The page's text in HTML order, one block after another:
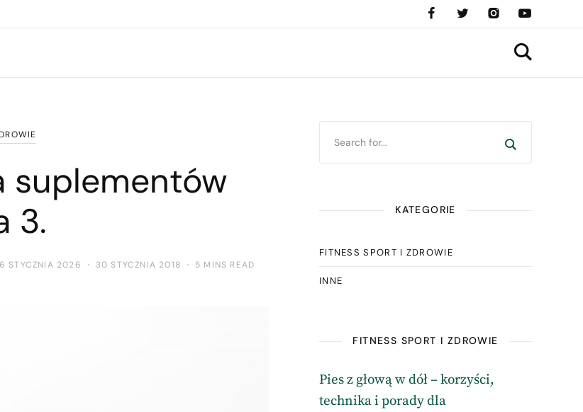
suplementów
3.
STYCZNIA 2026 30 STYCZNIA 2018 5 MINS READ
KATEGORIE
FITNESS SPORT I ZDROWIE
INNE
FITNESS SPORT I ZDROWIE
Pies z głową w dół – korzyści,
technika i porady dla